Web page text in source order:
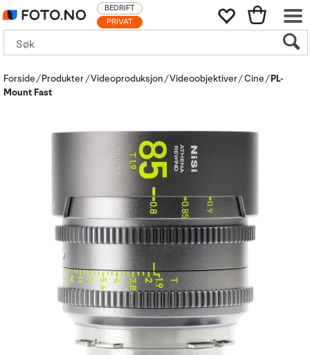
PRIVAT
BEDRIFT
Forside Produkter Videoproduksjon Videoobjektiver Cine PL-
Mount Fast